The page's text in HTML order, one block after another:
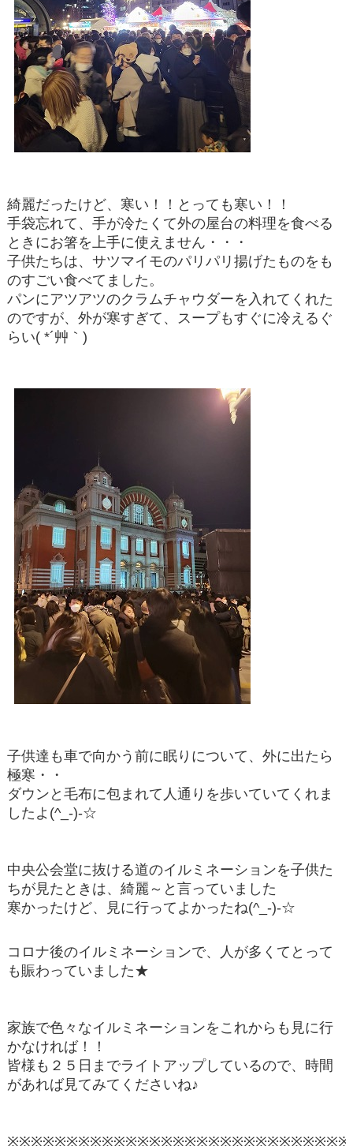
綺麗だったけど、寒い！！とっても寒い！！
手袋忘れて、手が冷たくて外の屋台の料理を食べる
ときにお箸を上手に使えません・・・
子供たちは、サツマイモのパリパリ揚げたものをも
のすごい食べてました。
パンにアツアツのクラムチャウダーを入れてくれた
のですが、外が寒すぎて、スープもすぐに冷えるぐ
らい( *´艸｀)
子供達も車で向かう前に眠りについて、外に出たら
極寒・・
ダウンと毛布に包まれて人通りを歩いていてくれま
したよ(^_-)-☆
中央公会堂に抜ける道のイルミネーションを子供た
ちが見たときは、綺麗～と言っていました
寒かったけど、見に行ってよかったね(^_-)-☆
コロナ後のイルミネーションで、人が多くてとって
も賑わっていました★
家族で色々なイルミネーションをこれからも見に行
かなければ！！
皆様も２５日までライトアップしているので、時間
があれば見てみてくださいね♪